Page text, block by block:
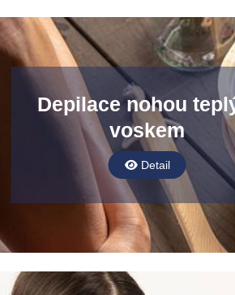
Depilace nohou
voskem
Detail